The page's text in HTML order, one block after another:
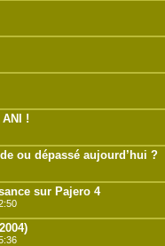
!
ou dépassé aujourd’hui ?
sur Pajero 4